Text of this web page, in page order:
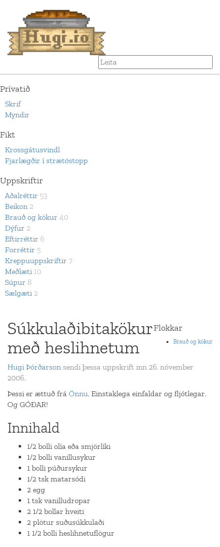
Prívatið
Skrif
Myndir
Fikt
Krossgátusvindl
Fjarlægðir í strætóstopp
Uppskriftir
Aðalréttir 53
Beikon 2
Brauð og kökur 40
Dýfur 2
Eftirréttir 6
Forréttir 5
Kreppuuppskriftir 7
Meðlæti 10
Súpur 8
Sælgæti 2
Flokkar
Brauð og kökur
Súkkulaðibitakökur
með heslihnetum
Hugi Þórðarson sendi þessa uppskrift inn 26. nóvember
2006.
Þessi er ættuð frá Önnu. Einstaklega einfaldar og fljótlegar.
Og GÓÐAR!
Innihald
1/2 bolli olía eða smjörlíki
1/2 bolli vanillusykur
1 bolli púðursykur
1/2 tsk matarsódi
2 egg
1 tsk vanilludropar
2 1/2 bollar hveiti
2 plötur suðusúkkulaði
1 1/2 bolli heslihnetuflögur